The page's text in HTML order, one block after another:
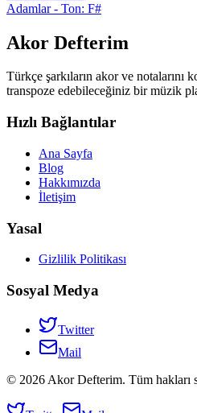
Adamlar - Ton: F#
Akor Defterim
Türkçe şarkıların akor ve notalarını
transpoze edebileceğiniz bir müzik
Hızlı Bağlantılar
Ana Sayfa
Blog
Hakkımızda
İletişim
Yasal
Gizlilik Politikası
Sosyal Medya
Twitter
Mail
© 2026 Akor Defterim. Tüm hakları